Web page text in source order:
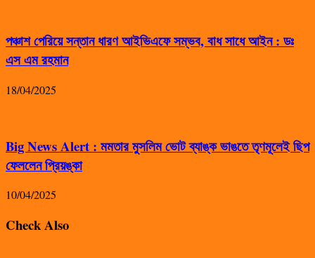
পঞ্চাশ পেরিয়ে সন্তান ধারণ আইভিএফে সম্ভব, বাধ সাধে আইন : ডঃ
এস এম রহমান
18/04/2025
Big News Alert : মমতার মুসলিম ভোট ব্যাঙ্ক ভাঙতে তৃণমূলেই ছিপ
ফেললেন প্রিয়ঙ্কা
10/04/2025
Check Also